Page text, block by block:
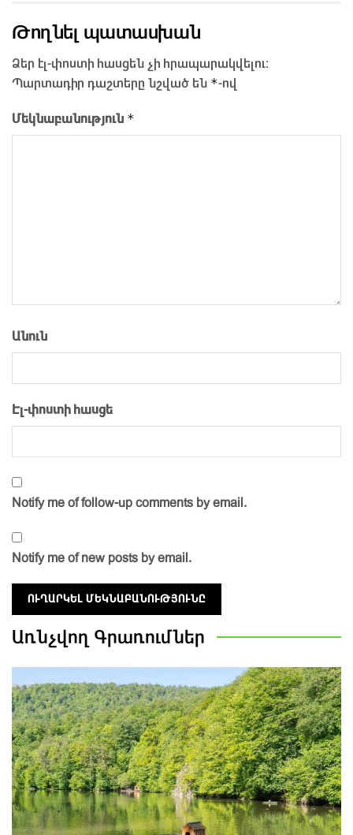
Թողնել պատասխան
Ձեր էլ-փոստի հասցեն չի հրապարակվելու։
Պարտադիր դաշտերը նշված են *-ով
Մեկնաբանություն *
Անուն
Էլ-փոստի հասցե
Notify me of follow-up comments by email.
Notify me of new posts by email.
Առնչվող Գրառումներ